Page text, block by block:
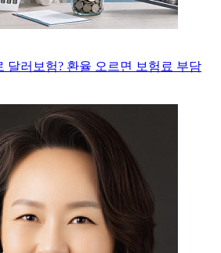
달러보험? 환율 오르면 보험료 부담